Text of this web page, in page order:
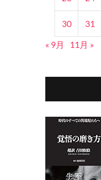
30
31
« 9月
11月 »